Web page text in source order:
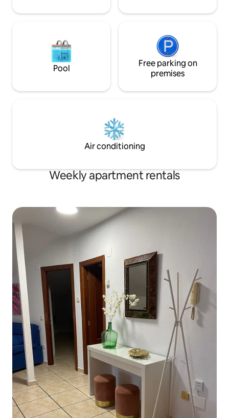
https://airbnb.com/h/cogolludo.
necesitan descansar y trabajar en paz.
Prioriza el confort, la tranquilidad y la
funcionalidad por encima del uso
turístico intensivo. Los alrededores son
después de trabajar. Excelentes
de mantenimiento - Profesionales
itinerantes - Estancias de trabajo de
varias semanas o meses - Pregunta por
estancias largas - Teletrabajo Servicios
Ropa de cama y toallas Cocina
totalmente equipada y lavadora
Tendedero y utensilios completos de
cocina Zonas comunes: Uso exclusivo de
la propiedad Acceso independiente
Calle tranquila con vecinos respetuosos
Aparcamiento gratuito y fácil en la
puerta Estamos disponibles para
cualquier necesidad durante tu estancia,
pero respetamos la privacidad de
nuestros huéspedes. La comunicación
es rápida y clara, diseñada
especialmente para estancias largas de
trabajo. Este alojamiento está orientado
a estancias profesionales; no es apto
para fiestas o eventos. Nos pondremos
en contacto contigo 3 días antes de tu
llegada para organizar la entrega de
llaves y resolver cualquier duda con el
gestor local o el anfitrión. También te
informaremos sobre las normas y cómo
moverte por la zona. Estarás a 1 hora y 15
totalmente
la estancia. El salón cuenta con estufa de
leña y
ambiente
época del año. El alojamiento está
completamente
agradable: juego completo de toallas de
destaca por su
abiertas a la
interior es amplio
grandes
estancia. El alojamiento tiene escaleras,
por lo que puede
personas con
antes de la
queréis
especial, podéis
sin problema.
Pool
Free parking on
premises
Air conditioning
Weekly apartment rentals